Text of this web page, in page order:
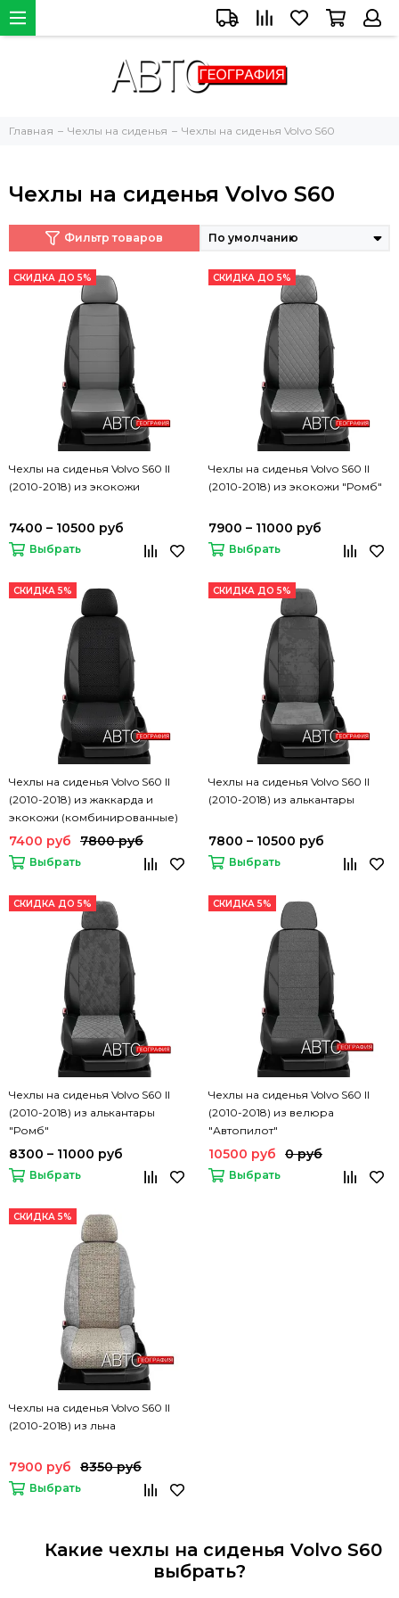
Главная Чехлы на сиденья Чехлы на сиденья Volvo S60
Чехлы на сиденья Volvo S60
Фильтр товаров
СКИДКА ДО 5%
Чехлы на сиденья Volvo S60 II
(2010-2018) из экокожи
7400 – 10500 руб
Выбрать
СКИДКА ДО 5%
Чехлы на сиденья Volvo S60 II
(2010-2018) из экокожи "Ромб"
7900 – 11000 руб
Выбрать
СКИДКА 5%
Чехлы на сиденья Volvo S60 II
(2010-2018) из жаккарда и
экокожи (комбинированные)
7400 руб 7800 руб
Выбрать
СКИДКА ДО 5%
Чехлы на сиденья Volvo S60 II
(2010-2018) из алькантары
7800 – 10500 руб
Выбрать
СКИДКА ДО 5%
Чехлы на сиденья Volvo S60 II
(2010-2018) из алькантары
"Ромб"
8300 – 11000 руб
Выбрать
СКИДКА 5%
Чехлы на сиденья Volvo S60 II
(2010-2018) из велюра
"Автопилот"
10500 руб 0 руб
Выбрать
СКИДКА 5%
Чехлы на сиденья Volvo S60 II
(2010-2018) из льна
7900 руб 8350 руб
Выбрать
Какие чехлы на сиденья Volvo S60
выбрать?